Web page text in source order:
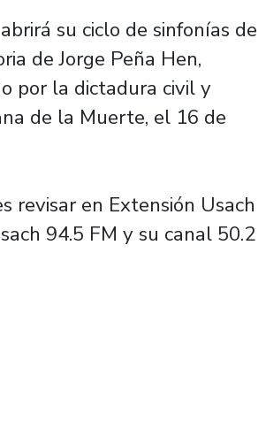
su ciclo de sinfonías de
de Jorge Peña Hen,
por la dictadura civil y
de la Muerte, el 16 de
revisar en Extensión Usach
94.5 FM y su canal 50.2